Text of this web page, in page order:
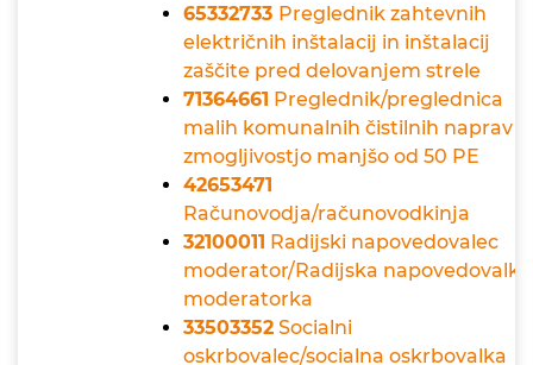
65332733 Preglednik zahtevnih
električnih inštalacij in inštalacij
zaščite pred delovanjem strele
71364661 Preglednik/preglednica
malih komunalnih čistilnih naprav z
zmogljivostjo manjšo od 50 PE
42653471
Računovodja/računovodkinja
32100011 Radijski napovedovalec
moderator/Radijska napovedovalka
moderatorka
33503352 Socialni
oskrbovalec/socialna oskrbovalka